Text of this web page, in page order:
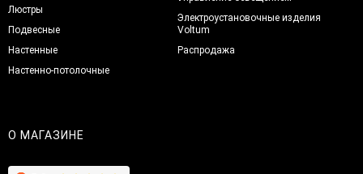
Люстры
Подвесные
Настенные
Настенно-потолочные
Электроустановочные изделия
Voltum
Распродажа
О МАГАЗИНЕ